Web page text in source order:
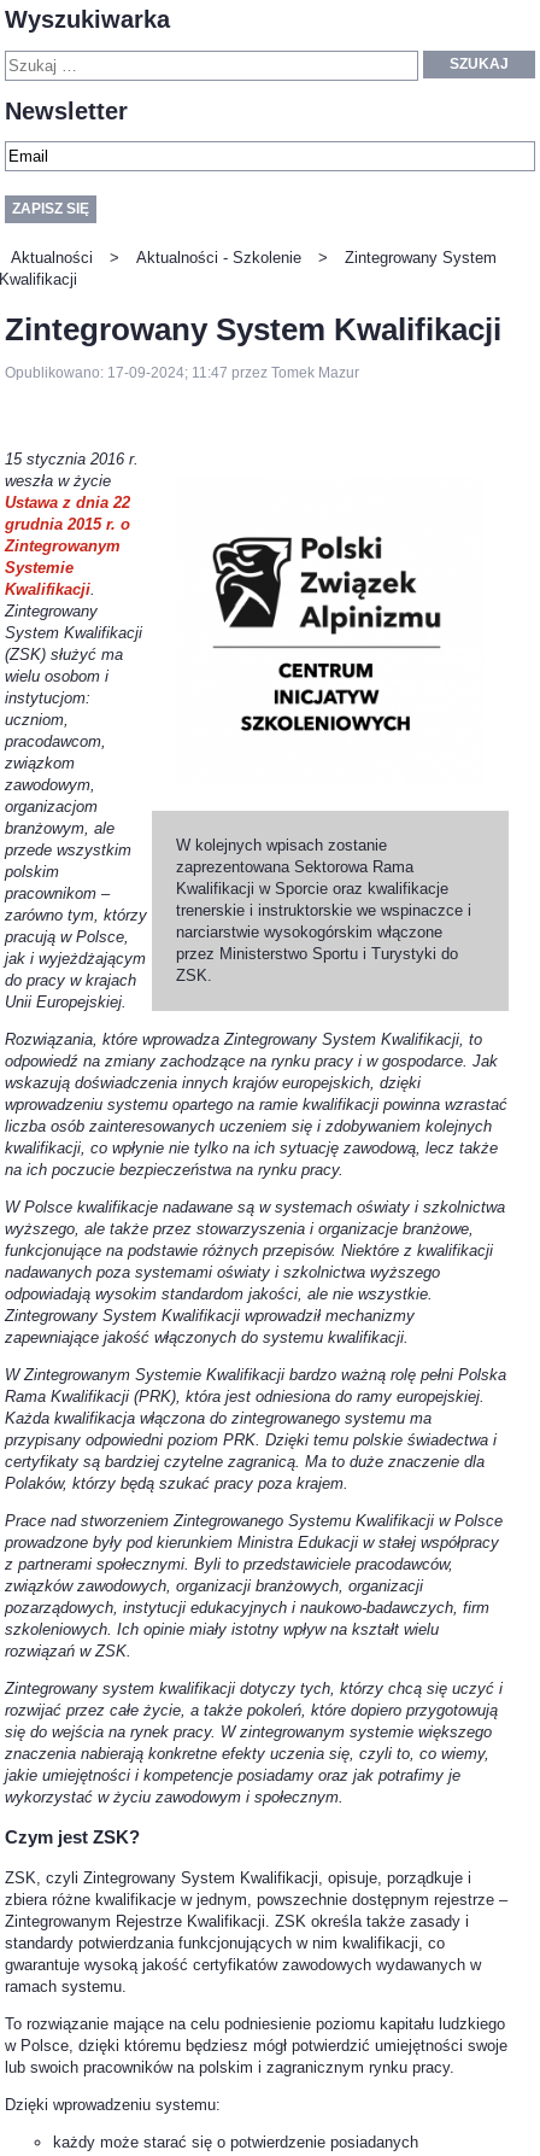
Wyszukiwarka
SZUKAJ
Newsletter
Aktualności > Aktualności - Szkolenie >
Zintegrowany System
Kwalifikacji
Zintegrowany System Kwalifikacji
Opublikowano: 17-09-2024; 11:47 przez Tomek Mazur
W kolejnych wpisach zostanie
zaprezentowana Sektorowa Rama
Kwalifikacji w Sporcie oraz kwalifikacje
trenerskie i instruktorskie we wspinaczce i
narciarstwie wysokogórskim włączone
przez Ministerstwo Sportu i Turystyki do
ZSK.
15 stycznia 2016 r.
weszła w życie
Ustawa z dnia 22
grudnia 2015 r. o
Zintegrowanym
Systemie
Kwalifikacji.
Zintegrowany
System Kwalifikacji
(ZSK) służyć ma
wielu osobom i
instytucjom:
uczniom,
pracodawcom,
związkom
zawodowym,
organizacjom
branżowym, ale
przede wszystkim
polskim
pracownikom –
zarówno tym, którzy
pracują w Polsce,
jak i wyjeżdżającym
do pracy w krajach
Unii Europejskiej.
Rozwiązania, które wprowadza Zintegrowany System Kwalifikacji, to
odpowiedź na zmiany zachodzące na rynku pracy i w gospodarce. Jak
wskazują doświadczenia innych krajów europejskich, dzięki
wprowadzeniu systemu opartego na ramie kwalifikacji powinna wzrastać
liczba osób zainteresowanych uczeniem się i zdobywaniem kolejnych
kwalifikacji, co wpłynie nie tylko na ich sytuację zawodową, lecz także
na ich poczucie bezpieczeństwa na rynku pracy.
W Polsce kwalifikacje nadawane są w systemach oświaty i szkolnictwa
wyższego, ale także przez stowarzyszenia i organizacje branżowe,
funkcjonujące na podstawie różnych przepisów. Niektóre z kwalifikacji
nadawanych poza systemami oświaty i szkolnictwa wyższego
odpowiadają wysokim standardom jakości, ale nie wszystkie.
Zintegrowany System Kwalifikacji wprowadził mechanizmy
zapewniające jakość włączonych do systemu kwalifikacji.
W Zintegrowanym Systemie Kwalifikacji bardzo ważną rolę pełni Polska
Rama Kwalifikacji (PRK), która jest odniesiona do ramy europejskiej.
Każda kwalifikacja włączona do zintegrowanego systemu ma
przypisany odpowiedni poziom PRK. Dzięki temu polskie świadectwa i
certyfikaty są bardziej czytelne zagranicą. Ma to duże znaczenie dla
Polaków, którzy będą szukać pracy poza krajem.
Prace nad stworzeniem Zintegrowanego Systemu Kwalifikacji w Polsce
prowadzone były pod kierunkiem Ministra Edukacji w stałej współpracy
z partnerami społecznymi. Byli to przedstawiciele pracodawców,
związków zawodowych, organizacji branżowych, organizacji
pozarządowych, instytucji edukacyjnych i naukowo-badawczych, firm
szkoleniowych. Ich opinie miały istotny wpływ na kształt wielu
rozwiązań w ZSK.
Zintegrowany system kwalifikacji dotyczy tych, którzy chcą się uczyć i
rozwijać przez całe życie, a także pokoleń, które dopiero przygotowują
się do wejścia na rynek pracy. W zintegrowanym systemie większego
znaczenia nabierają konkretne efekty uczenia się, czyli to, co wiemy,
jakie umiejętności i kompetencje posiadamy oraz jak potrafimy je
wykorzystać w życiu zawodowym i społecznym.
Czym jest ZSK?
ZSK, czyli Zintegrowany System Kwalifikacji, opisuje, porządkuje i
zbiera różne kwalifikacje w jednym, powszechnie dostępnym rejestrze –
Zintegrowanym Rejestrze Kwalifikacji. ZSK określa także zasady i
standardy potwierdzania funkcjonujących w nim kwalifikacji, co
gwarantuje wysoką jakość certyfikatów zawodowych wydawanych w
ramach systemu.
To rozwiązanie mające na celu podniesienie poziomu kapitału ludzkiego
w Polsce, dzięki któremu będziesz mógł potwierdzić umiejętności swoje
lub swoich pracowników na polskim i zagranicznym rynku pracy.
Dzięki wprowadzeniu systemu:
każdy może starać się o potwierdzenie posiadanych